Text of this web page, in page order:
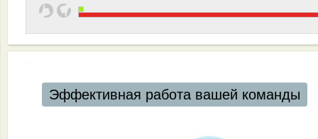
Эффективная работа вашей команды